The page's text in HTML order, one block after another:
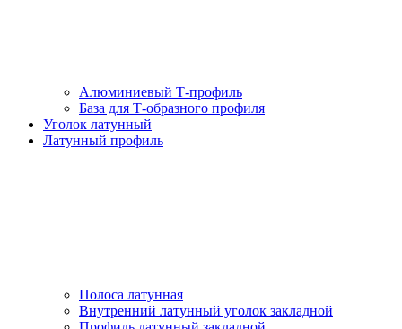
Алюминиевый Т-профиль
База для Т-образного профиля
Уголок латунный
Латунный профиль
Полоса латунная
Внутренний латунный уголок закладной